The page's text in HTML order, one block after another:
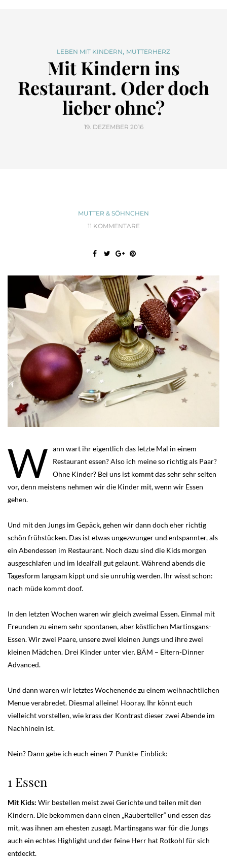
LEBEN MIT KINDERN, MUTTERHERZ
Mit Kindern ins
Restaurant. Oder doch
lieber ohne?
19. DEZEMBER 2016
MUTTER & SÖHNCHEN
11 KOMMENTARE
W ann wart ihr eigentlich das letzte Mal in einem
Restaurant essen? Also ich meine so richtig als Paar?
Ohne Kinder? Bei uns ist kommt das sehr sehr selten
vor, denn meistens nehmen wir die Kinder mit, wenn wir Essen
gehen.
Und mit den Jungs im Gepäck, gehen wir dann doch eher richtig
schön frühstücken. Das ist etwas ungezwunger und entspannter, als
ein Abendessen im Restaurant. Noch dazu sind die Kids morgen
ausgeschlafen und im Idealfall gut gelaunt. Während abends die
Tagesform langsam kippt und sie unruhig werden. Ihr wisst schon:
nach müde kommt doof.
In den letzten Wochen waren wir gleich zweimal Essen. Einmal mit
Freunden zu einem sehr spontanen, aber köstlichen Martinsgans-
Essen. Wir zwei Paare, unsere zwei kleinen Jungs und ihre zwei
kleinen Mädchen. Drei Kinder unter vier. BÄM – Eltern-Dinner
Advanced.
Und dann waren wir letztes Wochenende zu einem weihnachtlichen
Menue verabredet. Diesmal alleine! Hooray. Ihr könnt euch
vielleicht vorstellen, wie krass der Kontrast dieser zwei Abende im
Nachhinein ist.
Nein? Dann gebe ich euch einen 7-Punkte-Einblick:
1 Essen
Mit Kids: Wir bestellen meist zwei Gerichte und teilen mit den
Kindern. Die bekommen dann einen „Räuberteller“ und essen das
mit, was ihnen am ehesten zusagt. Martinsgans war für die Jungs
auch ein echtes Highlight und der feine Herr hat Rotkohl für sich
entdeckt.